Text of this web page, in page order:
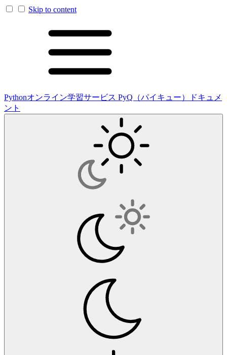
Skip to content
Pythonオンライン学習サービス PyQ（パイキュー）ドキュメ
ント